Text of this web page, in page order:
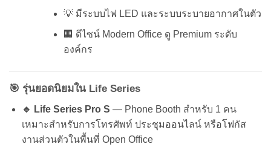
💡 มีระบบไฟ LED และระบบระบายอากาศในตัว
🏢 ดีไซน์ Modern Office ดู Premium ระดับ
องค์กร
🎯 รุ่นยอดนิยมใน Life Series
🔹 Life Series Pro S — Phone Booth สำหรับ 1 คน
เหมาะสำหรับการโทรศัพท์ ประชุมออนไลน์ หรือโฟกัส
งานส่วนตัวในพื้นที่ Open Office